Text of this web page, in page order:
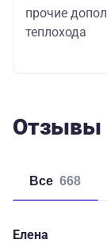
прочие
теплохода
Отзывы
Все 668
Елена